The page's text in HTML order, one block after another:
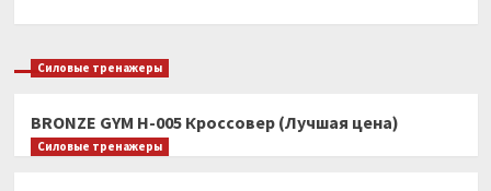
Силовые тренажеры
BRONZE GYM H-005 Кроссовер (Лучшая цена)
Силовые тренажеры